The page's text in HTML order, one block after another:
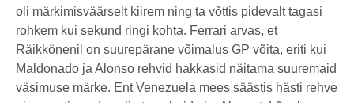
oli märkimisväärselt kiirem ning ta võttis pidevalt tagasi
rohkem kui sekund ringi kohta. Ferrari arvas, et
Räikkönenil on suurepärane võimalus GP võita, eriti kui
Maldonado ja Alonso rehvid hakkasid näitama suuremaid
väsimuse märke. Ent Venezuela mees säästis hästi rehve